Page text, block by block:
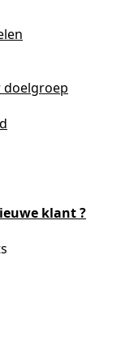
doelgroep
klant ?